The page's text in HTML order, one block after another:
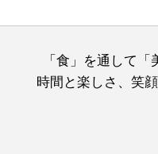
「食」を通して
時間と楽しさ、笑